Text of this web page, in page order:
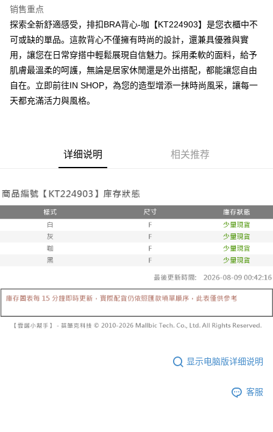
1. 本服务由台湾大哥大提供，电信用户可立即使用无须另外申请。（限个人
月租型门号，不开放公司户及预付卡使用）
2. 付款方式选择 “大哥付你分期”，订单成立后会自动跳转到大哥付的交易流
程，验证手机门号后，选择欲分期的期数、缴款截止日，确认付款后即完成
交易。
3. 实际核准额度、可分期数及费用金额请依后续交易确认页面所载为准。
消。如遇 “转专审核”未通过状况，表示未达系统评分，恕无法说明评估内
容。
账／街口支付／iPASS MONEY”等通路缴费。
1. 本服务系由 “台湾大哥大股份有限公司”所提供，让用户于交易时，得通过
本服务购买商品或服务，并由商店将买卖／分期付款买卖价金债权让与本公
司后，依约使用本公司账单缴交账款。
2. 基于同意付款使用 “大哥付你分期”之契约关系目的，商店将以您的个人资
料（包含姓名、电话或地址）提供予台湾大哥大进项收集、处理及利用，由
3. 完整用户服务条款，请详阅以下链接：
https://oppay.tw/userRule
AFTEE先享后付
相关说明
一、關於 AFTEE先享後付
1. 於付款方式選擇AFTEE先享後付，將跳出AFTEE先享後付手機驗證視
窗。
2. 進行簡訊驗證之後，即可完成結帳手續。
3. 訂單確認後不需事先繳費，商品會配送至您的指定地址。
AFTEE APP推播通知。
請留意繳費期限為 14 天。唯有下載 AFTEE App 成為 AFTEE 會員者方能享
有最長 45 天內付款之服務。
出。使用AFTEE下訂可以延長您收到商品前的繳費天數，但無法保證一定能
夠在期限內收到商品(例如:預購商品或預計到貨時間較長者)。因此無論收到
商品與否，仍需要請您在AFTEE規定的時間內完成繳費。
二、付款限制
1. 初次使用 AFTEE 時，將依認證結果及本公司審查結果，核予每個人不同
之上限額度
三、聲明條款
所提供，並由 AFTEE 向您收取款項。因使用本服務所須提供之個人資料(包
處理、利用，詳參 AFTEE 官網之『個人資料蒐集、處理及利用告知聲明』
若款項超過繳費期限，將根據當次的金額加收年利率 16% 的逾期滯納金。
全家取貨付款
每笔NT$60，满NT$1,600(含以上)免运费
每笔NT$10,000
已關閉，請勿下單(付取)
每笔NT$10,000
7-11取貨付款
付款後7-11取貨
销售重点
探索全新舒適感受，排扣BRA背心-咖【KT224903】是您衣櫃中不
可或缺的單品。這款背心不僅擁有時尚的設計，還兼具優雅與實
用，讓您在日常穿搭中輕鬆展現自信魅力。採用柔軟的面料，給予
肌膚最溫柔的呵護，無論是居家休閒還是外出搭配，都能讓您自由
自在。立即前往IN SHOP，為您的造型增添一抹時尚風采，讓每一
天都充滿活力與風格。
详细说明 相关推荐
显示电脑版详细说明
客服